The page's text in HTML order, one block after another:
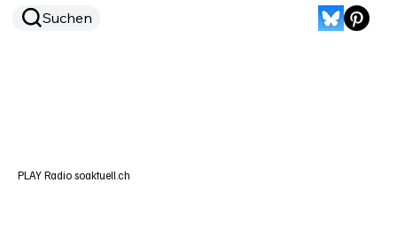
Suchen
PLAY Radio soaktuell.ch